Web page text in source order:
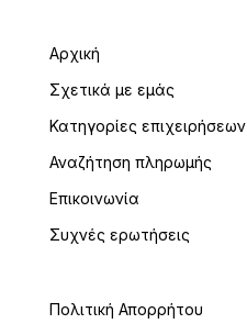
Αρχική
Σχετικά με εμάς
Κατηγορίες επιχειρήσεων
Αναζήτηση πληρωμής
Επικοινωνία
Συχνές ερωτήσεις
Πολιτική Απορρήτου